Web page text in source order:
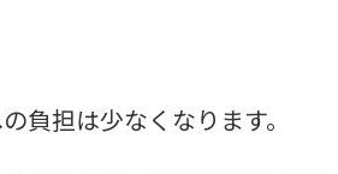
負担は少なくなります。